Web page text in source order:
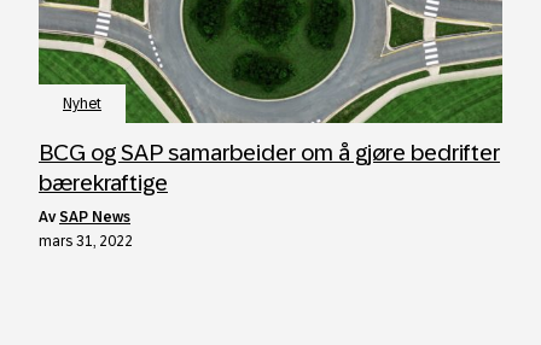
Nyhet
BCG og SAP samarbeider om å gjøre bedrifter
bærekraftige
avSAP News
mars 31, 2022